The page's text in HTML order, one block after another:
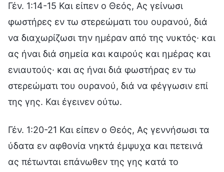
Γέν. 1:14-15 Και είπεν ο Θεός, Ας γείνωσι
φωστήρες εν τω στερεώματι του ουρανού, διά
να διαχωρίζωσι την ημέραν από της νυκτός· και
ας ήναι διά σημεία και καιρούς και ημέρας και
ενιαυτούς· και ας ήναι διά φωστήρας εν τω
στερεώματι του ουρανού, διά να φέγγωσιν επί
της γης. Και έγεινεν ούτω.
Γέν. 1:20-21 Και είπεν ο Θεός, Ας γεννήσωσι τα
ύδατα εν αφθονία νηκτά έμψυχα και πετεινά
ας πέτωνται επάνωθεν της γης κατά το